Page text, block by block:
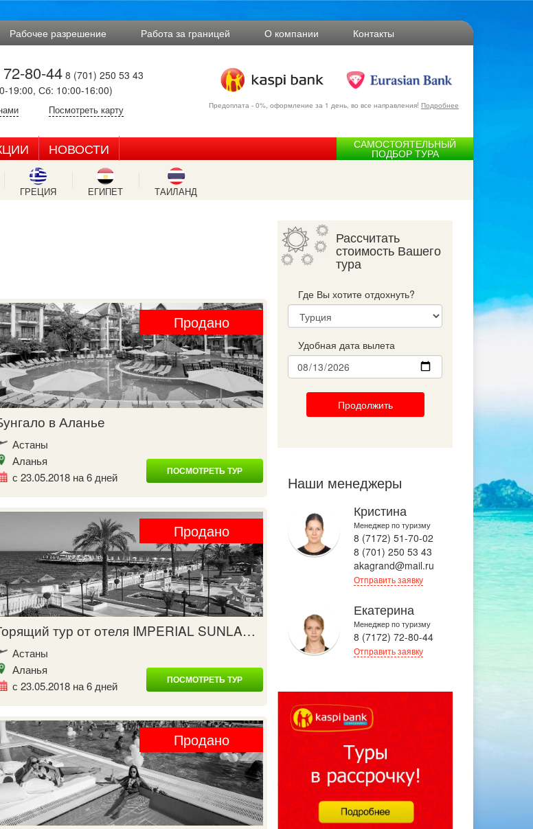
Рабочее разрешение Работа за границей О компании Контакты
80-44 8 (701) 250 53 43
19:00, Сб: 10:00-16:00)
Посмотреть карту Предоплата - 0%, оформление за 1 день, во все направления! Подробнее
НОВОСТИ САМОСТОЯТЕЛЬНЫЙ
ПОДБОР ТУРА
ГРЕЦИЯ ЕГИПЕТ ТАИЛАНД
Продано
в Аланье
Астаны
Аланья
с 23.05.2018 на 6 дней
ПОСМОТРЕТЬ ТУР
Продано
тур от отеля IMPERIAL SUNLA…
Астаны
Аланья
с 23.05.2018 на 6 дней
ПОСМОТРЕТЬ ТУР
Продано
Рассчитать
стоимость Вашего
тура
Где Вы хотите отдохнуть?
Удобная дата вылета
Продолжить
Наши менеджеры
Кристина
Менеджер по туризму
8 (7172) 51-70-02
8 (701) 250 53 43
akagrand@mail.ru
Отправить заявку
Екатерина
Менеджер по туризму
8 (7172) 72-80-44
Отправить заявку